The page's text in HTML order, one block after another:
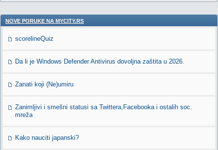
NOVE PORUKE NA MYCITY.RS
scorelineQuiz
Da li je Windows Defender Antivirus dovoljna zaštita u 2026.
Zanati koji (Ne)umiru
Zanimljivi i smešni statusi sa Twittera,Facebooka i ostalih soc.
mreža
Kako nauciti japanski?